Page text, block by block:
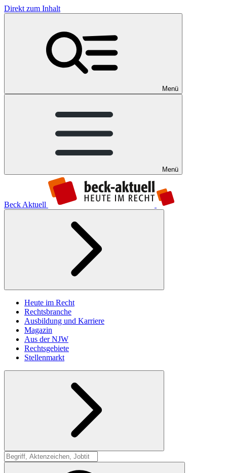
Direkt zum Inhalt
Menü
Menü
Beck Aktuell
Heute im Recht
Rechtsbranche
Ausbildung und Karriere
Magazin
Aus der NJW
Rechtsgebiete
Stellenmarkt
Suche